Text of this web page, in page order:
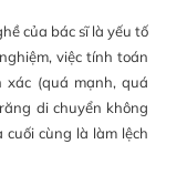
của bác sĩ là yếu tố
việc tính toán
xác (quá mạnh, quá
di chuyển không
cùng là làm lệch